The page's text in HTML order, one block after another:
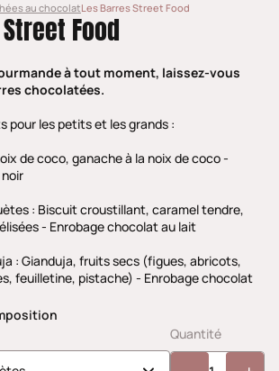
au chocolatLes Barres Street Food
Food
à tout moment, laissez-vous
chocolatées.
pour les petits et les grands :
de coco, ganache à la noix de coco -
: Biscuit croustillant, caramel tendre,
- Enrobage chocolat au lait
: Gianduja, fruits secs (figues, abricots,
feuilletine, pistache) - Enrobage chocolat
Quantité